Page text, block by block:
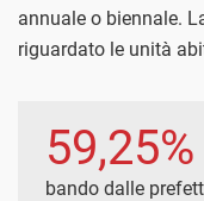
annuale o biennale.
riguardato le unità
59,25%
bando dalle